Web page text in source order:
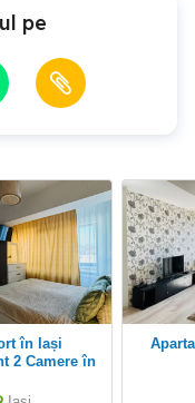
pe
2 Camere în
Nicole Oblu
Apartament in regim